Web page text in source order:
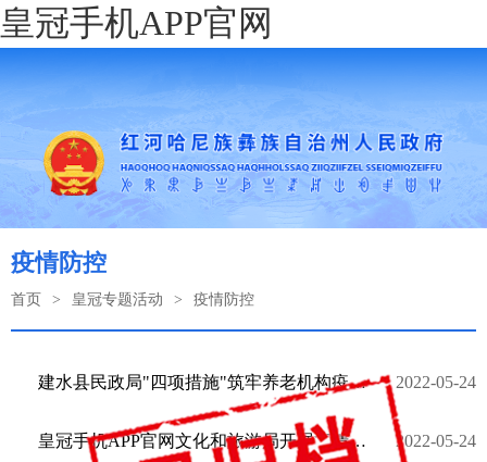
皇冠手机APP官网
疫情防控
首页 > 皇冠专题活动 > 疫情防控
建水县民政局"四项措施"筑牢养老机构疫情防控墙 2022-05-24
皇冠手机APP官网文化和旅游局开展疫情防控培训抓细抓实疫情防控工作 2022-05-24